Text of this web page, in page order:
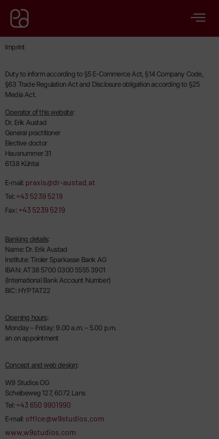
content
Imprint
Duty to inform according to §5 E-Commerce Act, §14 Company Code,
§63 Trade Regulation Act and Disclosure obligation according to §25
Media Act.
Operator of this website:
Dr. Erik Austad
General practitioner
Elective doctor
Hausnummer 31
6138 Kühtai
E-mail: praxis@dr-austad.at
Tel:+43 5239 5219
Fax:+43 5239 5219
Banking details:
Name: Dr. Erik Austad
Institute: Tiroler Sparkasse Bank AG
IBAN: AT38 5700 0300 5555 3901
(International Bank Account Number)
BIC: HYPTAT22
Opening hours:
Monday – Friday: 9.00 a.m. – 5.00 p.m.
an on appointment
Concept and web design:
W9 Studios OG
Scheibeweg 127, 6072 Lans
Tel:+43 650 9901990
E-mail: office@w9studios.com
www.w9studios.com